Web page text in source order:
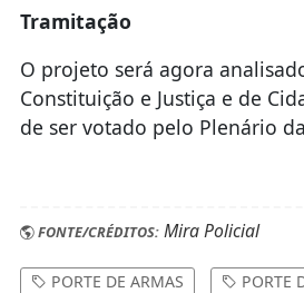
Tramitação
O projeto será agora
Constituição e Justiça e de
de ser votado pelo Plenário
FONTE/CRÉDITOS:Mira Policial
PORTE DE ARMAS
PORTE